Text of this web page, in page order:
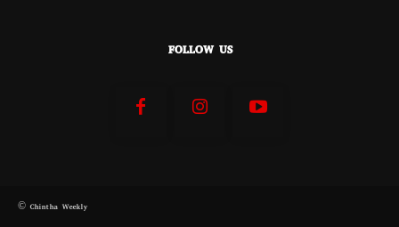
FOLLOW US
© Chintha Weekly